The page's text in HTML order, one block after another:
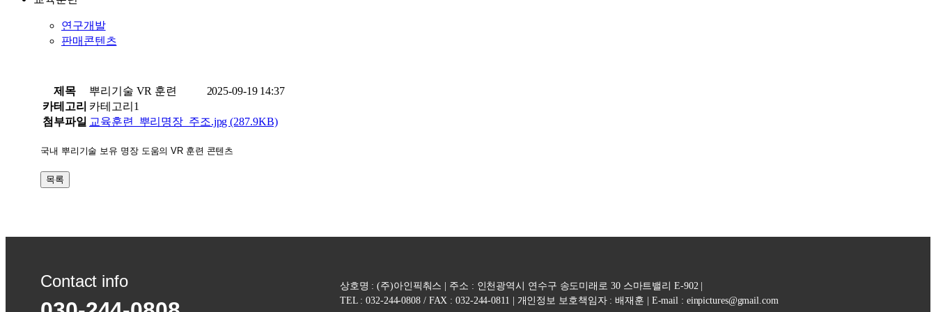
연구개발
판매콘텐츠
제목 뿌리기술 VR 훈련
2025-09-19 14:37
카테고리 카테고리1
첨부파일 교육훈련_뿌리명장_주조.jpg(287.9KB)
국내 뿌리기술 보유 명장 도움의 VR 훈련 콘텐츠
목록
Contact info
상호명 : (주)아인픽춰스 | 주소 : 인천광역시 연수구 송도미래로 30 스마트밸리 E-902 |
TEL : 032-244-0808 / FAX : 032-244-0811 | 개인정보 보호책임자 : 배재훈 | E-mail : einpictures@gmail.com